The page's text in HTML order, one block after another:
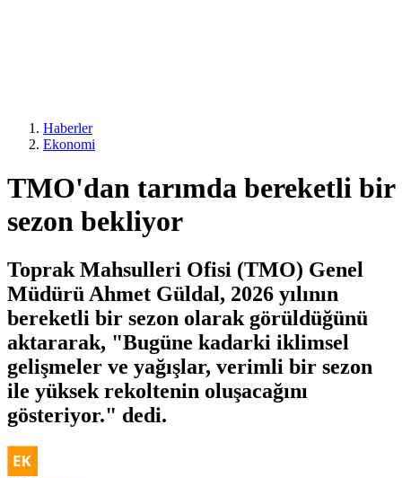
Haberler
Ekonomi
TMO'dan tarımda bereketli bir
sezon bekliyor
Toprak Mahsulleri Ofisi (TMO) Genel
Müdürü Ahmet Güldal, 2026 yılının
bereketli bir sezon olarak görüldüğünü
aktararak, "Bugüne kadarki iklimsel
gelişmeler ve yağışlar, verimli bir sezon
ile yüksek rekoltenin oluşacağını
gösteriyor." dedi.